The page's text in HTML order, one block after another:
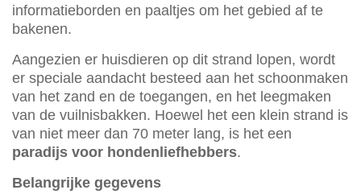
informatieborden en paaltjes om het gebied af te
bakenen.
Aangezien er huisdieren op dit strand lopen, wordt
er speciale aandacht besteed aan het schoonmaken
van het zand en de toegangen, en het leegmaken
van de vuilnisbakken. Hoewel het een klein strand is
van niet meer dan 70 meter lang, is het een
paradijs voor hondenliefhebbers.
Belangrijke gegevens